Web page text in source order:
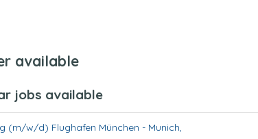
available
jobs available
(m/w/d) Flughafen München - Munich,